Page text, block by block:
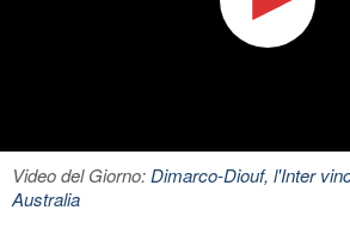
Video del Giorno:Dimarco-Diouf, l'Inter
Australia